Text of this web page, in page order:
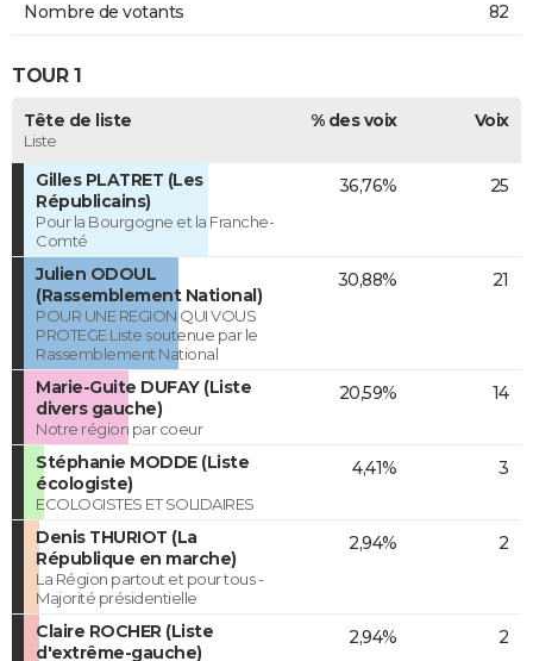
Nombre de votants 82
TOUR 1
Tête de liste
Liste
% des voix Voix
Gilles PLATRET (Les
Républicains)
Pour la Bourgogne et la Franche-
Comté
36,76% 25
Julien ODOUL
(Rassemblement National)
POUR UNE REGION QUI VOUS
PROTEGE Liste soutenue par le
Rassemblement National
30,88% 21
Marie-Guite DUFAY (Liste
divers gauche)
Notre région par coeur
20,59% 14
Stéphanie MODDE (Liste
écologiste)
ECOLOGISTES ET SOLIDAIRES
4,41% 3
Denis THURIOT (La
République en marche)
La Région partout et pour tous -
Majorité présidentielle
2,94% 2
Claire ROCHER (Liste
d'extrême-gauche)
2,94% 2